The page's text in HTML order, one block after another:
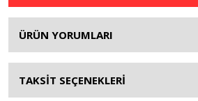
ÜRÜN YORUMLARI
TAKSİT SEÇENEKLERİ